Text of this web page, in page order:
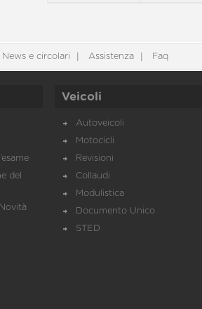
News e circolari Assistenza Faq
del
Veicoli
Autoveicoli
Motocicli
Revisioni
Collaudi
Modulistica
Documento Unico
STED